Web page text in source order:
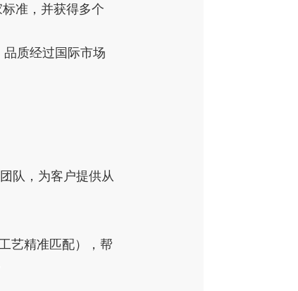
准，并获得多个
质经过国际市场
队，为客户提供从
艺精准匹配），帮